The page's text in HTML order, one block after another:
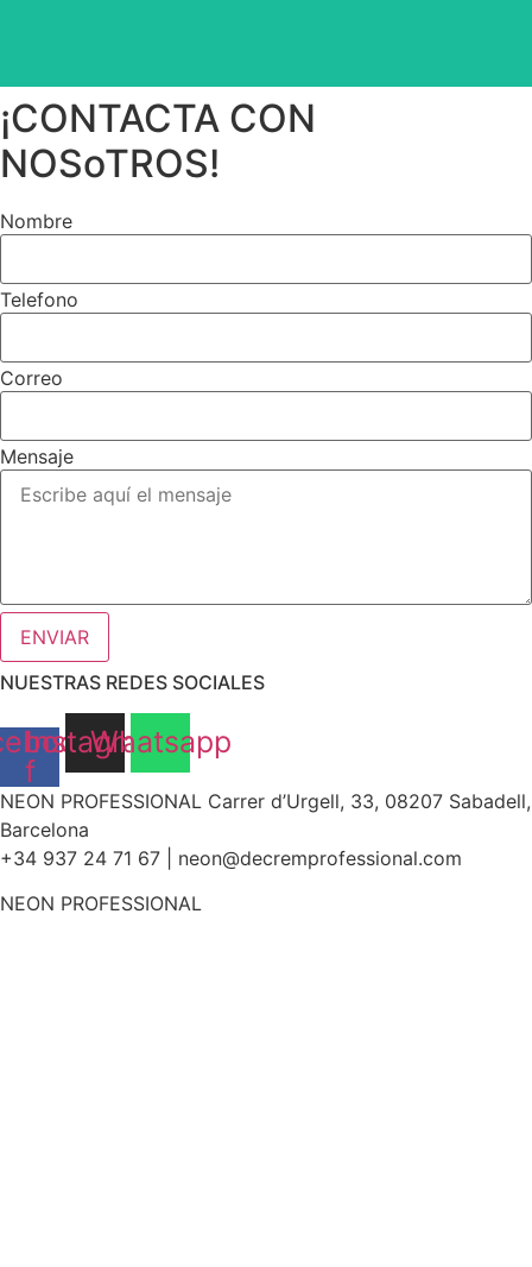
¡CONTACTA CON
NOSoTROS!
Nombre
Telefono
Correo
Mensaje
ENVIAR
NUESTRAS REDES SOCIALES
f
Instagram
Whatsapp
NEON PROFESSIONAL Carrer d’Urgell, 33, 08207 Sabadell,
Barcelona
+34 937 24 71 67 | neon@decremprofessional.com
NEON PROFESSIONAL